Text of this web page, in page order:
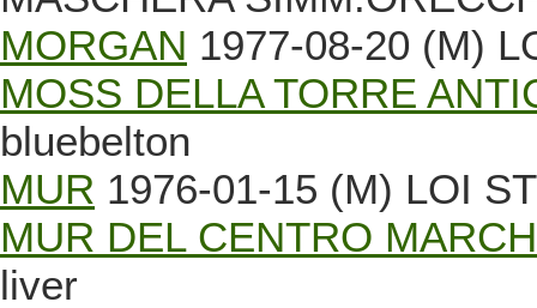
MORGAN 1977-08-20 (M)
MOSS DELLA TORRE
bluebelton
MUR 1976-01-15 (M) LOI
MUR DEL CENTRO
liver